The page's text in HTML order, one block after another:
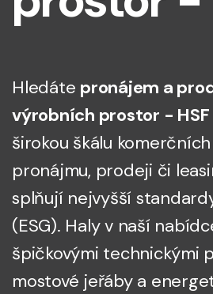
Hledáte pronájem a
výrobních prostor - HSF
širokou škálu
pronájmu, prodeji či
splňují nejvyšší
(ESG). Haly v naší
špičkovými technickými
mostové jeřáby a